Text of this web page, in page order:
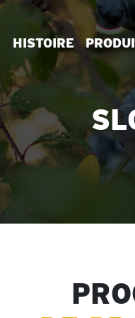
HISTOIRE